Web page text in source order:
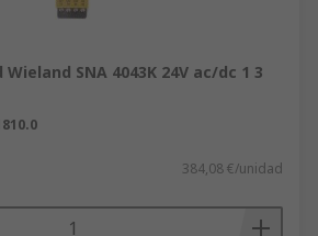
SNA 4043K 24V ac/dc 1 3
384,08 €/unidad